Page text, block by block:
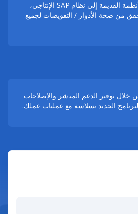
نقل البيانات من الأنظمة القديمة إلى نظام SAP الإنتاجي،
من صحة الأدوار / التفويضات لجميع
توفير الدعم المباشر والإصلاحات
الجديد بسلاسة مع عمليات عملك.